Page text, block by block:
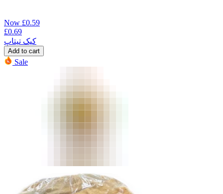
Now £0.59
£0.69
کیک تیتاپ
Add to cart
Sale